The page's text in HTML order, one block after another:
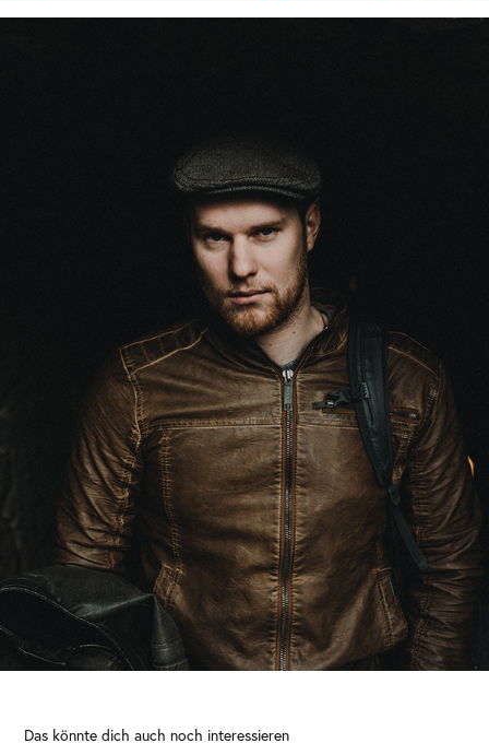
Das könnte dich auch noch interessieren